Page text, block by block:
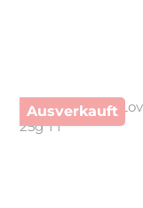
Ausverkauft